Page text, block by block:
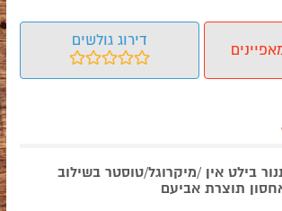
דירוג גולשים
בילט אין /מיקרוגל/טוסטר בשילוב
תוצרת אביעם